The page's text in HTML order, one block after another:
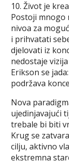
10. Život je
Postoji mnogo
nivoa za
i prihvatati
djelovati iz
nedostaje
Erikson se
podržava
Nova
ujedinjavajući
trebale bi biti
Krug se
cilju, aktivno
ekstremna